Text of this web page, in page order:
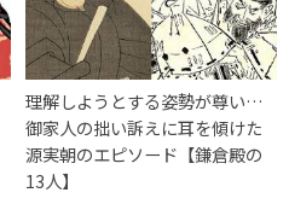
理解しようとする姿勢が尊い…
御家人の拙い訴えに耳を傾けた
源実朝のエピソード【鎌倉殿の
13人】